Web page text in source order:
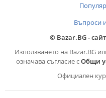
Въпроси
© Bazar.BG -
Използването на Bazar.BG
означава съгласие сОбщи
Официален